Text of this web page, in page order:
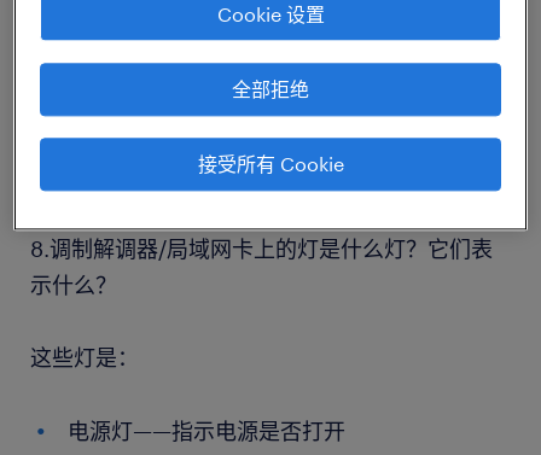
设备驱动程序
8.调制解调器/局域网卡上的灯是什么灯？它们表
示什么？
这些灯是：
电源灯——指示电源是否打开
Cookie 设置
全部拒绝
接受所有 Cookie